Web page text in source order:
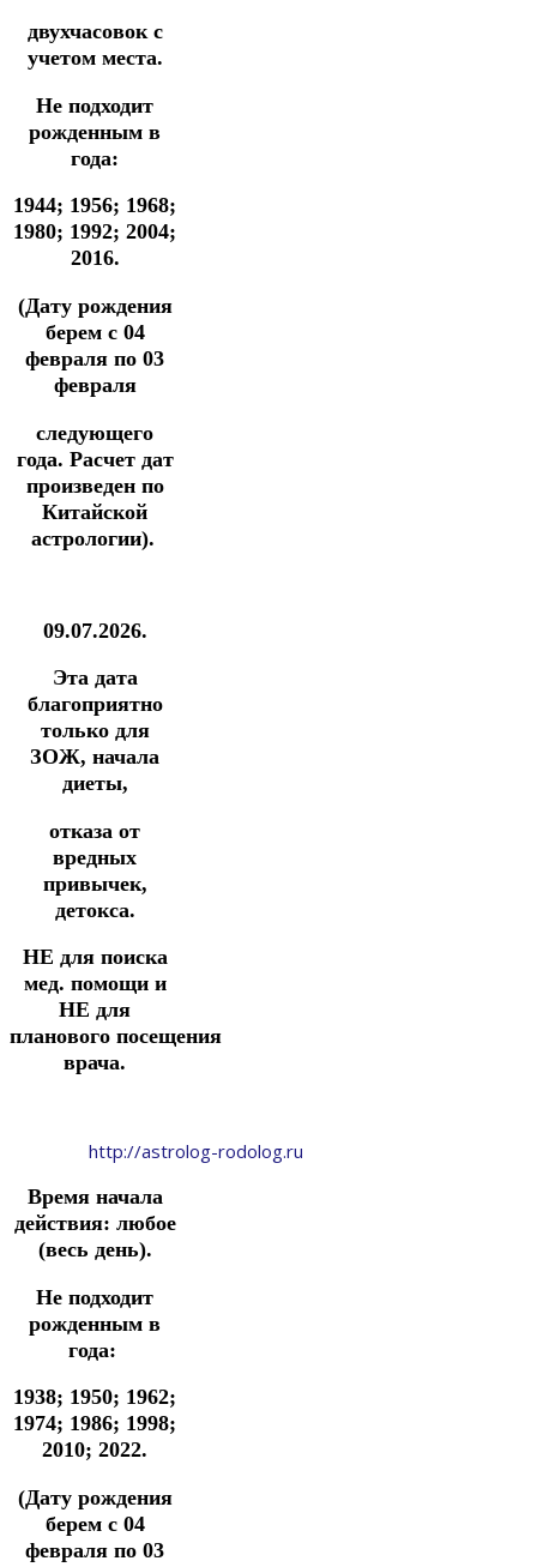
двухчасовок с
учетом места.
Не подходит
рожденным в
года:
1944; 1956; 1968;
1980; 1992; 2004;
2016.
(Дату рождения
берем с 04
февраля по 03
февраля
следующего
года. Расчет дат
произведен по
Китайской
астрологии).
09.07.2026.
Эта дата
благоприятно
только для
ЗОЖ, начала
диеты,
отказа от
вредных
привычек,
детокса.
НЕ для поиска
мед. помощи и
НЕ для
планового посещения
врача.
http://astrolog-rodolog.ru
Время начала
действия: любое
(весь день).
Не подходит
рожденным в
года:
1938; 1950; 1962;
1974; 1986; 1998;
2010; 2022.
(Дату рождения
берем с 04
февраля по 03